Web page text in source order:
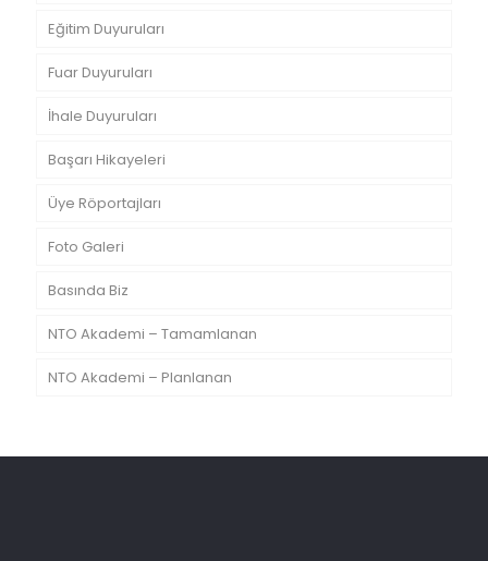
Eğitim Duyuruları
Fuar Duyuruları
İhale Duyuruları
Başarı Hikayeleri
Üye Röportajları
Foto Galeri
Basında Biz
NTO Akademi – Tamamlanan
NTO Akademi – Planlanan